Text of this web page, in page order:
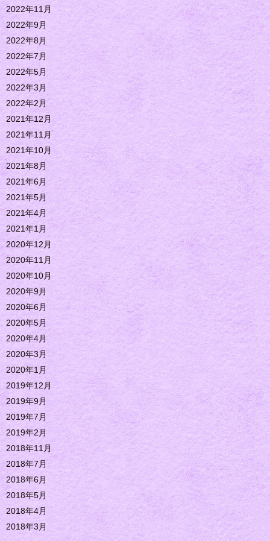
2022年11月
2022年9月
2022年8月
2022年7月
2022年5月
2022年3月
2022年2月
2021年12月
2021年11月
2021年10月
2021年8月
2021年6月
2021年5月
2021年4月
2021年1月
2020年12月
2020年11月
2020年10月
2020年9月
2020年6月
2020年5月
2020年4月
2020年3月
2020年1月
2019年12月
2019年9月
2019年7月
2019年2月
2018年11月
2018年7月
2018年6月
2018年5月
2018年4月
2018年3月